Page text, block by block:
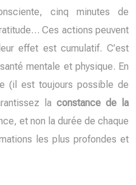
cinq minutes de
Ces actions peuvent
effet est cumulatif. C’est
mentale et physique. En
(il est toujours possible de
la constance de la
et non la durée de chaque
les plus profondes et